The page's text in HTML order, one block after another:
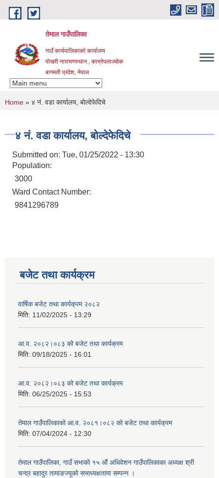
Skip to main content
तेमाल गाउँपालिका
गाउँ कार्यपालिकाको कार्यालय
पोखरी नारायणस्थान , काभ्रेपलाञ्चोक ‌‌‍‍‍‍‍‍
बागमती प्रदेश, नेपाल
You are here
Home » ४ नं. वडा कार्यालय, बोल्देफेदिचे
४ नं. वडा कार्यालय, बोल्देफेदिचे
Submitted on: Tue, 01/25/2022 - 13:30
Population:
3000
Ward Contact Number:
9841296789
बजेट तथा कार्यक्रम
वार्षिक बजेट तथा कार्यक्रम २०८२
मिति: 11/02/2025 - 13:29
आ.व. २०८२।०८३ को बजेट तथा कार्यक्रम
मिति: 09/18/2025 - 16:01
आ.व. २०८२।०८३ को बजेट तथा कार्यक्रम
मिति: 06/25/2025 - 15:53
तेमाल गाउँपालिकाको आ.व. २०८१।०८२ को बजेट तथा कार्यक्रम
मिति: 07/04/2024 - 12:30
तेमाल गाउँपालिका, गाउँ सभाको १५ औं अधिवेशन गाउँपालिकाका अध्यक्ष श्री
चन्द्र बहादुर तामाङज्यूको सभाध्यक्षतामा सम्पन्न ।